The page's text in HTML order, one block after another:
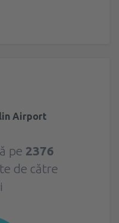
Airport
pe 2376
de către